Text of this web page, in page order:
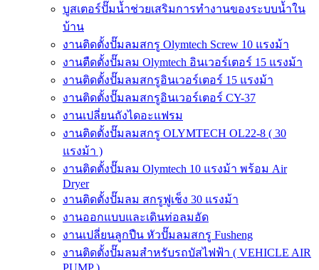
บูสเตอร์ปั๊มน้ำช่วยเสริมการทำงานของระบบน้ำใน
บ้าน
งานติดตั้งปั๊มลมสกรู Olymtech Screw 10 แรงม้า
งานตืดตั้งปั๊มลม Olymtech อินเวอร์เตอร์ 15 แรงม้า
งานติดตั้งปั๊มลมสกรูอินเวอร์เตอร์ 15 แรงม้า
งานติดตั้งปั๊มลมสกรูอินเวอร์เตอร์ CY-37
งานเปลี่ยนถังไดอะแฟรม
งานติดตั้งปั๊มลมสกรู OLYMTECH OL22-8 ( 30
แรงม้า )
งานติดตั้งปั๊มลม Olymtech 10 แรงม้า พร้อม Air
Dryer
งานติดตั้งปั๊มลม สกรูฟูเช็ง 30 แรงม้า
งานออกแบบและเดินท่อลมอัด
งานเปลี่ยนลูกปืน หัวปั๊มลมสกรู Fusheng
งานติดตั้งปั๊มลมสำหรับรถบัสไฟฟ้า ( VEHICLE AIR
PUMP )